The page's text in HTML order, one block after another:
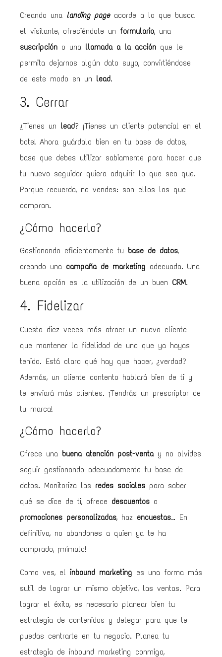
Creando una landing pageacorde a lo que busca
el visitante, ofreciéndole un formulario, una
suscripción o una llamada a la acción que le
permita dejarnos algún dato suyo, convirtiéndose
de este modo en un lead.
3. Cerrar
¿Tienes un lead? ¡Tienes un cliente potencial en el
bote! Ahora guárdalo bien en tu base de datos,
base que debes utilizar sabiamente para hacer que
tu nuevo seguidor quiera adquirir lo que sea que.
Porque recuerda, no vendes: son ellos los que
compran.
¿Cómo hacerlo?
Gestionando eficientemente tu base de datos,
creando una campaña de marketing adecuada. Una
buena opción es la utilización de un buen CRM.
4. Fidelizar
Cuesta diez veces más atraer un nuevo cliente
que mantener la fidelidad de uno que ya hayas
tenido. Está claro qué hay que hacer, ¿verdad?
Además, un cliente contento hablará bien de ti y
te enviará más clientes. ¡Tendrás un prescriptor de
tu marca!
¿Cómo hacerlo?
Ofrece una buena atención post-ventay no olvides
seguir gestionando adecuadamente tu base de
datos. Monitoriza las redes sociales para saber
qué se dice de ti, ofrece descuentos o
promociones personalizadas, haz encuestas… En
definitiva, no abandones a quien ya te ha
comprado, ¡mímalo!
Como ves, el inbound marketing es una forma más
sutil de lograr un mismo objetivo, las ventas. Para
lograr el éxito, es necesario planear bien tu
estrategia de contenidos y delegar para que te
puedas centrarte en tu negocio. Planea tu
estrategia de inbound marketing conmigo,